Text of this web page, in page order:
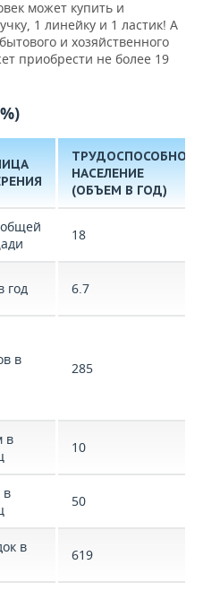
может купить и
1 линейку и 1 ластик! А
и хозяйственного
приобрести не более 19
ТРУДОСПОСОБНОЕ
НАСЕЛЕНИЕ
(ОБЪЕМ В ГОД)
18
год 6.7
в
285
в
10
в
50
в
619